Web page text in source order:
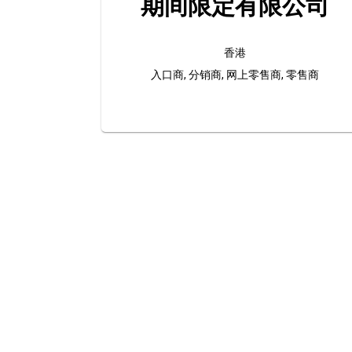
期间限定有限公司
香港
入口商, 分销商, 网上零售商, 零售商